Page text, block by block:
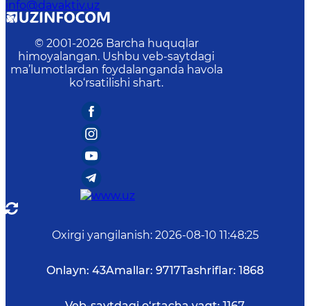
info@davaktiv.uz
© 2001-2026 Barcha huquqlar
himoyalangan. Ushbu veb-saytdagi
ma’lumotlardan foydalanganda havola
ko‘rsatilishi shart.
Oxirgi yangilanish: 2026-08-10 11:48:25
Onlayn: 43Amallar: 9717Tashriflar: 1868